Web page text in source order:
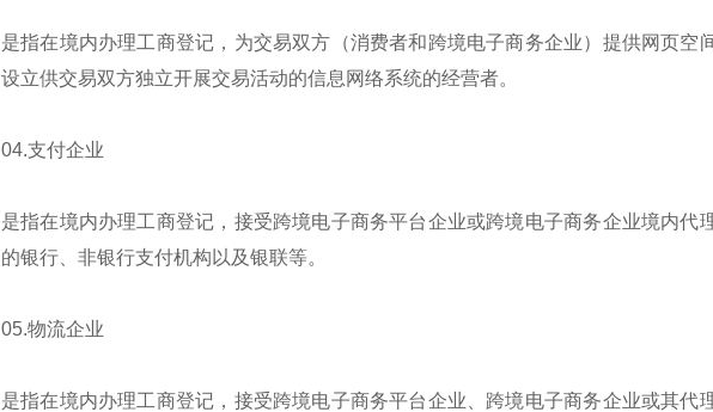
是指在境内办理工商登记，为交易双方（消费者和跨境电子商务企业）提供网页空
设立供交易双方独立开展交易活动的信息网络系统的经营者。
04.支付企业
是指在境内办理工商登记，接受跨境电子商务平台企业或跨境电子商务企业境内代
的银行、非银行支付机构以及银联等。
05.物流企业
是指在境内办理工商登记，接受跨境电子商务平台企业、跨境电子商务企业或其代